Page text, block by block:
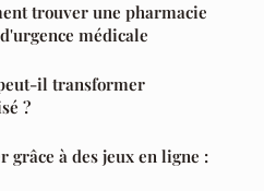
trouver une pharmacie
médicale
il transformer
?
grâce à des jeux en ligne :